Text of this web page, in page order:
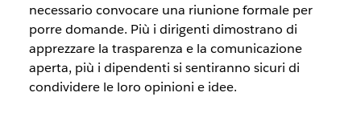
necessario convocare una riunione formale per
porre domande. Più i dirigenti dimostrano di
apprezzare la trasparenza e la comunicazione
aperta, più i dipendenti si sentiranno sicuri di
condividere le loro opinioni e idee.